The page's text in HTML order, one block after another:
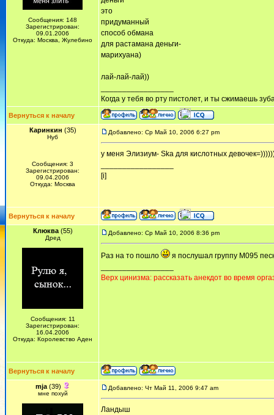
Сообщения: 148
Зарегистрирован:
09.01.2006
Откуда: Москва, Жулебино
это
придуманный
способ обмана
для растамана деньги-
марихуана)
лай-лай-лай))
Когда у тебя во рту пистолет, и ты сжимаешь
Вернуться к началу
Каринкин (35)
Нуб
Сообщения: 3
Зарегистрирован:
09.04.2006
Откуда: Москва
Добавлено: Ср Май 10, 2006 6:27 pm
у меня Элизиум- Ska для кислотных
[i]
Вернуться к началу
Клюква(55)
Дред
Сообщения: 11
Зарегистрирован:
16.04.2006
Откуда: Королевство Аден
Добавлено: Ср Май 10, 2006 8:36 pm
Раз на то пошло
я послушал группу М095
Верх цинизма: рассказать анекдот во время
Вернуться к началу
mja (39)
мне похуй
Добавлено: Чт Май 11, 2006 9:47 am
Ландыш